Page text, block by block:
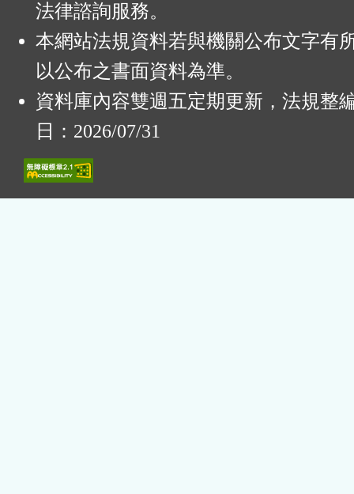
法律諮詢服務。
本網站法規資料若與機關公布文字有
以公布之書面資料為準。
資料庫內容雙週五定期更新，法規整
日：2026/07/31